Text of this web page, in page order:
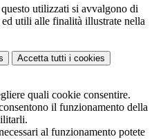
utilizzati si avvalgono di
utili alle finalità illustrate nella
Accetta tutti i cookies
quali cookie consentire.
il funzionamento della
al funzionamento potete